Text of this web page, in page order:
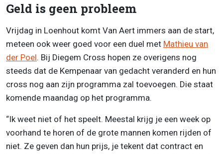
Geld is geen probleem
Vrijdag in Loenhout komt Van Aert immers aan de start,
meteen ook weer goed voor een duel met Mathieu van
der Poel. Bij Diegem Cross hopen ze overigens nog
steeds dat de Kempenaar van gedacht veranderd en hun
cross nog aan zijn programma zal toevoegen. Die staat
komende maandag op het programma.
“Ik weet niet of het speelt. Meestal krijg je een week op
voorhand te horen of de grote mannen komen rijden of
niet. Ze geven dan hun prijs, je tekent dat contract en